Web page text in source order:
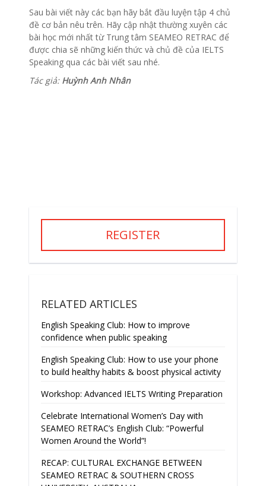
Sau bài viết này các bạn hãy bắt đầu luyện tập 4 chủ
đề cơ bản nêu trên. Hãy cập nhật thường xuyên các
bài học mới nhất từ Trung tâm SEAMEO RETRAC để
được chia sẽ những kiến thức và chủ đề của IELTS
Speaking qua các bài viết sau nhé.
Tác giả: Huỳnh Anh Nhân
REGISTER
RELATED ARTICLES
English Speaking Club: How to improve
confidence when public speaking
English Speaking Club: How to use your phone
to build healthy habits & boost physical activity
Workshop: Advanced IELTS Writing Preparation
Celebrate International Women’s Day with
SEAMEO RETRAC’s English Club: “Powerful
Women Around the World”!
RECAP: CULTURAL EXCHANGE BETWEEN
SEAMEO RETRAC & SOUTHERN CROSS